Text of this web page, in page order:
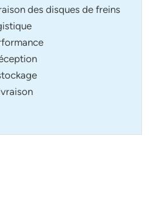
des disques de freins